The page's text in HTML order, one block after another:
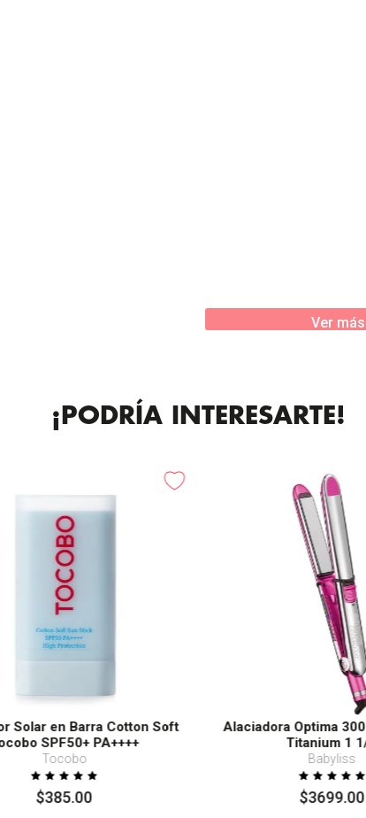
Ver más
¡PODRÍA INTERESARTE!
Solar en Barra Cotton Soft
SPF50+ PA++++
Tocobo
$385.00
Alaciadora Optima
Titanium 1
Babyliss
$3699.00